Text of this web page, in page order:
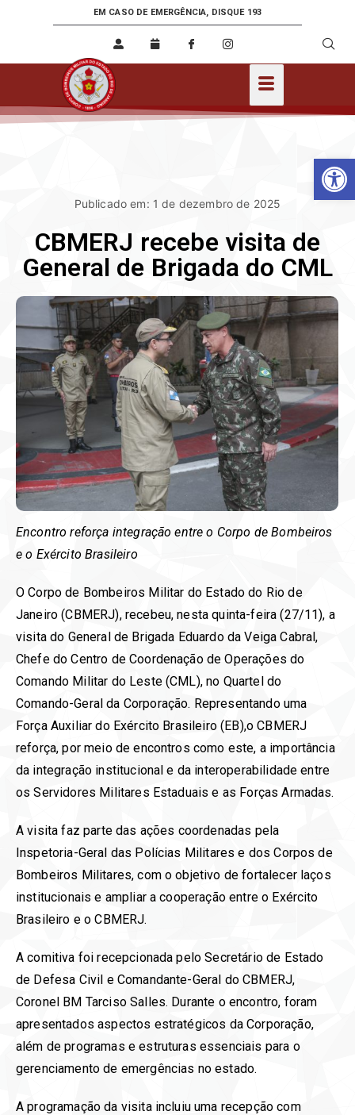
EM CASO DE EMERGÊNCIA, DISQUE 193
Publicado em: 1 de dezembro de 2025
CBMERJ recebe visita de
General de Brigada do CML
Encontro reforça integração entre o Corpo de Bombeiros
e o Exército Brasileiro
O Corpo de Bombeiros Militar do Estado do Rio de
Janeiro (CBMERJ), recebeu, nesta quinta-feira (27/11), a
visita do General de Brigada Eduardo da Veiga Cabral,
Chefe do Centro de Coordenação de Operações do
Comando Militar do Leste (CML), no Quartel do
Comando-Geral da Corporação. Representando uma
Força Auxiliar do Exército Brasileiro (EB),o CBMERJ
reforça, por meio de encontros como este, a importância
da integração institucional e da interoperabilidade entre
os Servidores Militares Estaduais e as Forças Armadas.
A visita faz parte das ações coordenadas pela
Inspetoria-Geral das Polícias Militares e dos Corpos de
Bombeiros Militares, com o objetivo de fortalecer laços
institucionais e ampliar a cooperação entre o Exército
Brasileiro e o CBMERJ.
A comitiva foi recepcionada pelo Secretário de Estado
de Defesa Civil e Comandante-Geral do CBMERJ,
Coronel BM Tarciso Salles. Durante o encontro, foram
apresentados aspectos estratégicos da Corporação,
além de programas e estruturas essenciais para o
gerenciamento de emergências no estado.
A programação da visita incluiu uma recepção com